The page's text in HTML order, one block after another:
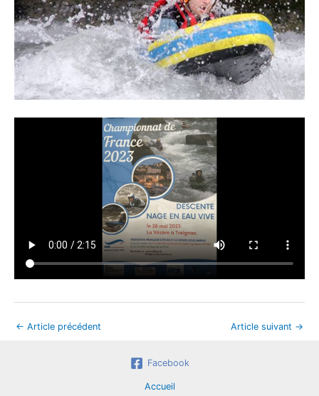
← Article précédent Article suivant →
Facebook
Accueil